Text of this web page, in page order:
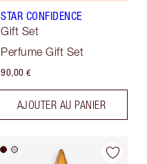
STAR CONFIDENCE
Gift Set
Perfume Gift Set
90,00 €
AJOUTER AU PANIER